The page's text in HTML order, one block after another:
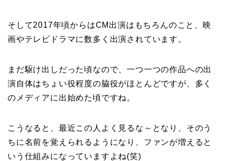
そして2017年頃からはCM出演はもちろんのこと、映
画やテレビドラマに数多く出演されています。
まだ駆け出しだった頃なので、一つ一つの作品への出
演自体はちょい役程度の脇役がほとんどですが、多く
のメディアに出始めた頃ですね。
こうなると、最近この人よく見るな～となり、そのう
ちに名前を覚えられるようになり、ファンが増えると
いう仕組みになっていますよね(笑)